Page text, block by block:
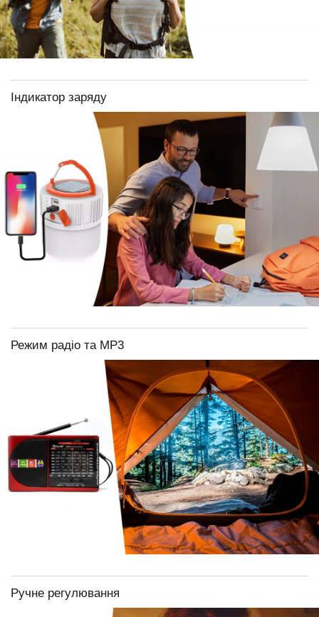
Індикатор заряду
Режим радіо та МР3
Ручне регулювання